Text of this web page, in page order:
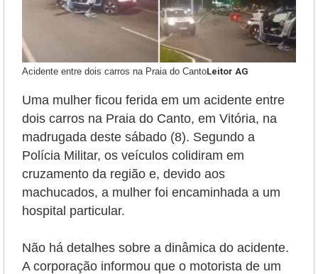
Acidente entre dois carros na Praia do CantoLeitor AG
Uma mulher ficou ferida em um acidente entre
dois carros na Praia do Canto, em Vitória, na
madrugada deste sábado (8). Segundo a
Polícia Militar, os veículos colidiram em
cruzamento da região e, devido aos
machucados, a mulher foi encaminhada a um
hospital particular.
Não há detalhes sobre a dinâmica do acidente.
A corporação informou que o motorista de um